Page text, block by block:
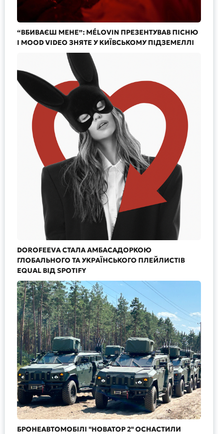
“ВБИВАЄШ МЕНЕ”: MÉLOVIN ПРЕЗЕНТУВАВ ПІСНЮ
І MOOD VIDEO ЗНЯТЕ У КИЇВСЬКОМУ ПІДЗЕМЕЛЛІ
DOROFEEVA СТАЛА АМБАСАДОРКОЮ
ГЛОБАЛЬНОГО ТА УКРАЇНСЬКОГО ПЛЕЙЛИСТІВ
EQUAL ВІД SPOTIFY
БРОНЕАВТОМОБІЛІ "НОВАТОР 2" ОСНАСТИЛИ